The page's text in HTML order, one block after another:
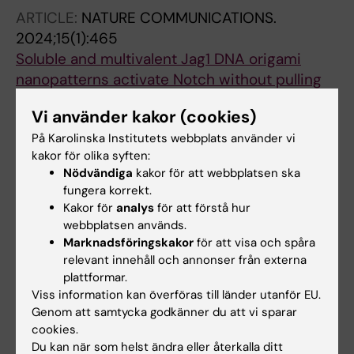
ARTICLE: NATURE COMMUNICATIONS.
2024;15(1):465
Soluble and multivalent Jag1 DNA origami
nanopatterns activate Notch without pulling
Smyrlaki I; Foerdos F; Rocamonde-Lago I;
Wang Y; Shen B; Lentini A; Luca VC; Reinius B;
Teixeira AI; Hoegberg B
Alla författare
Alla övriga publikationer
PREPRINT:BIORXIV.2026
Resolving antibody avidity through nanoscale
antigen patterning
Rocamonde-Lago I; Berzina I; Dahlberg SK;
Hoffecker IT; Högberg B
Alla författare
DOCTORAL THESIS:2024
Vi använder kakor (cookies)
På Karolinska Institutets webbplats använder vi
kakor för olika syften:
Nödvändiga kakor för att webbplatsen ska
fungera korrekt.
Kakor för analys för att förstå hur
webbplatsen används.
Marknadsföringskakor för att visa och spåra
relevant innehåll och annonser från externa
plattformar.
Viss information kan överföras till länder utanför EU.
Genom att samtycka godkänner du att vi sparar
cookies.
Du kan när som helst ändra eller återkalla ditt